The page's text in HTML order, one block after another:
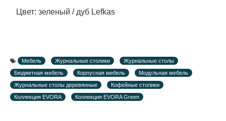
Цвет: зеленый / дуб Lefkas
Мебель Журнальные столики
Журнальные столы
Бюджетная мебель
Корпусная мебель
Модульная мебель
Журнальные столы деревянные
Кофейные столики
Коллекция EVORA
Коллекция EVORA Green